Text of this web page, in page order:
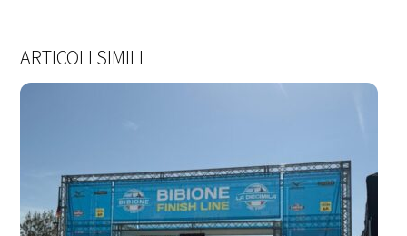
ARTICOLI SIMILI